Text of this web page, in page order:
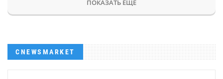
ПОКАЗАТЬ ЕЩЕ
CNEWSMARKET